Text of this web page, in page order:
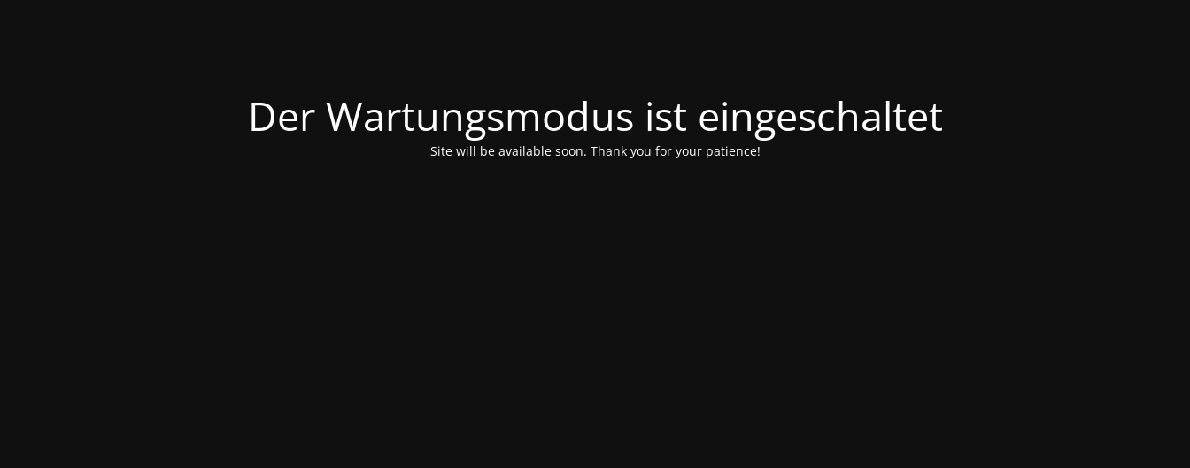
Der Wartungsmodus ist eingeschaltet
Site will be available soon. Thank you for your patience!